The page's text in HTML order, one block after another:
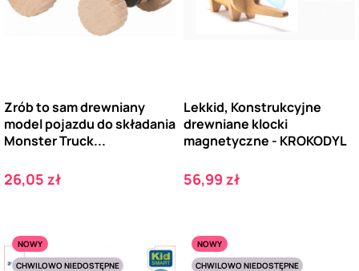
Zrób to sam drewniany
model pojazdu do składania
Monster Truck...
Cena
26,05 zł
Lekkid, Konstrukcyjne
drewniane klocki
magnetyczne - KROKODYL
Cena
56,99 zł
NOWY
CHWILOWO NIEDOSTĘPNE
NOWY
CHWILOWO NIEDOSTĘPNE